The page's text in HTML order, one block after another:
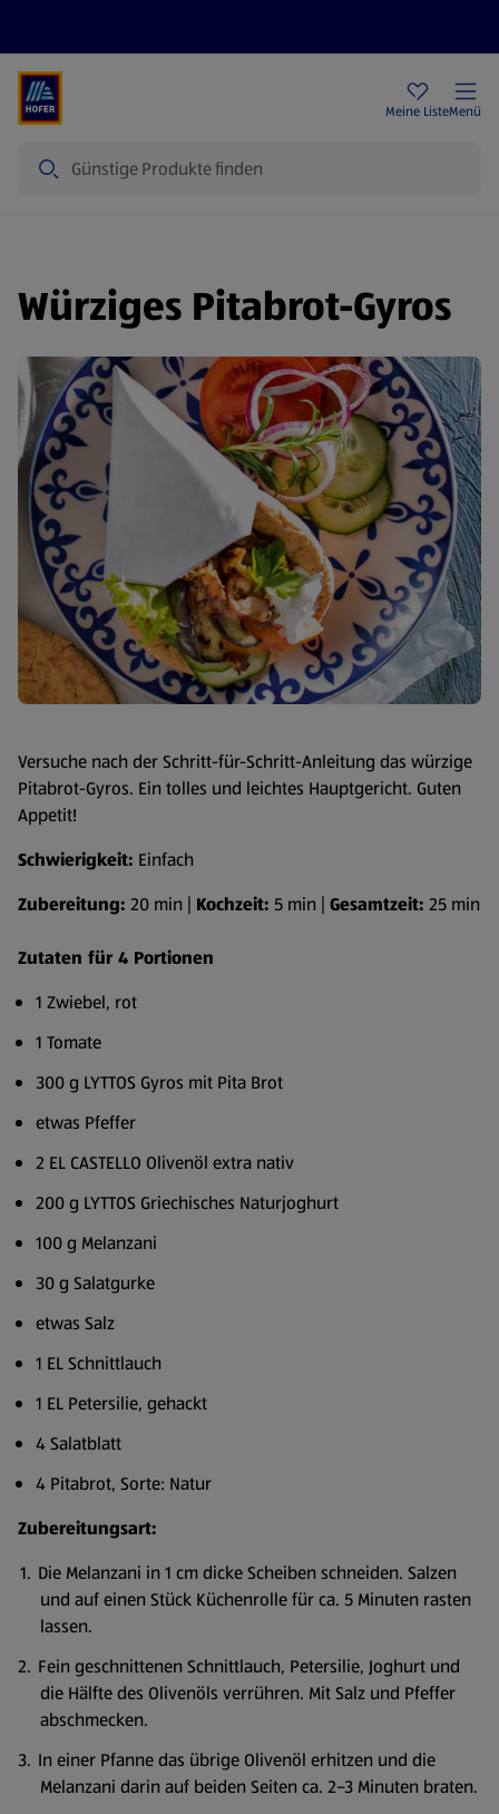
Meine ListeMenü
Würziges Pitabrot-Gyros
Versuche nach der Schritt-für-Schritt-Anleitung das würzige
Pitabrot-Gyros. Ein tolles und leichtes Hauptgericht. Guten
Appetit!
Schwierigkeit: Einfach
Zubereitung: 20 min | Kochzeit: 5 min | Gesamtzeit: 25 min
Zutaten für 4 Portionen
1 Zwiebel, rot
1 Tomate
300 g LYTTOS Gyros mit Pita Brot
etwas Pfeffer
2 EL CASTELLO Olivenöl extra nativ
200 g LYTTOS Griechisches Naturjoghurt
100 g Melanzani
30 g Salatgurke
etwas Salz
1 EL Schnittlauch
1 EL Petersilie, gehackt
4 Salatblatt
4 Pitabrot, Sorte: Natur
Zubereitungsart:
Die Melanzani in 1 cm dicke Scheiben schneiden. Salzen
und auf einen Stück Küchenrolle für ca. 5 Minuten rasten
lassen.
Fein geschnittenen Schnittlauch, Petersilie, Joghurt und
die Hälfte des Olivenöls verrühren. Mit Salz und Pfeffer
abschmecken.
In einer Pfanne das übrige Olivenöl erhitzen und die
Melanzani darin auf beiden Seiten ca. 2–3 Minuten braten.